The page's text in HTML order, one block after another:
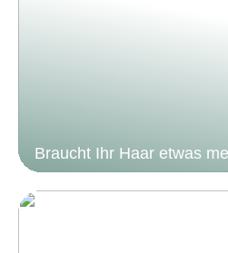
Braucht Ihr Haar etwas